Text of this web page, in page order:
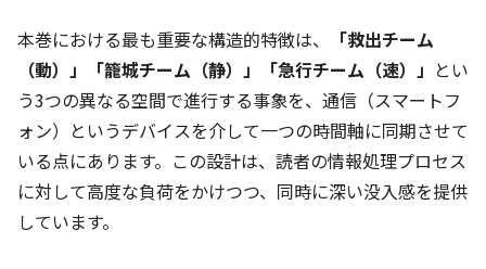
本巻における最も重要な構造的特徴は、
「救出チーム
（動）」「籠城チーム（静）」「急行チーム（速）」 とい
う3つの異なる空間で進行する事象を、通信（スマートフ
ォン）というデバイスを介して一つの時間軸に同期させて
いる点にあります。この設計は、読者の情報処理プロセス
に対して高度な負荷をかけつつ、同時に深い没入感を提供
しています。